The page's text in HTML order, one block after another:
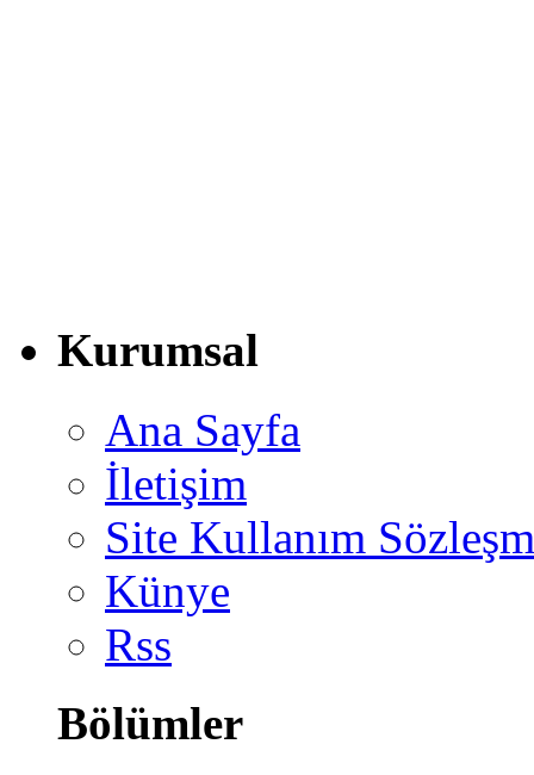
Kurumsal
Ana Sayfa
İletişim
Site Kullanım
Künye
Rss
Bölümler